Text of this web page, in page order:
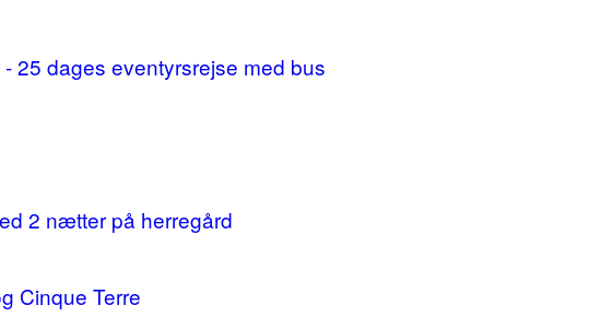
25 dages eventyrsrejse med bus
2 nætter på herregård
Cinque Terre